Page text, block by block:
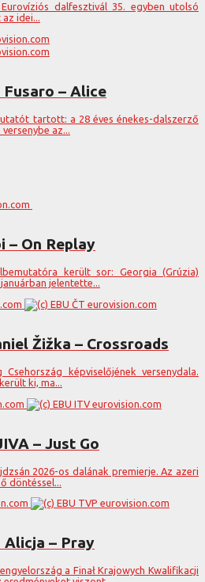
dalfesztivál 35. egyben utolsó
idei...
– Alice
tartott: a 28 éves énekes-dalszerző
az...
– On Replay
került sor: Georgia (Grúzia)
jelentette...
Žižka – Crossroads
képviselőjének versenydala.
ki, ma...
– Just Go
2026-os dalának premierje. Az azeri
döntéssel...
Alicja – Pray
a Finał Krajowych Kwalifikacji